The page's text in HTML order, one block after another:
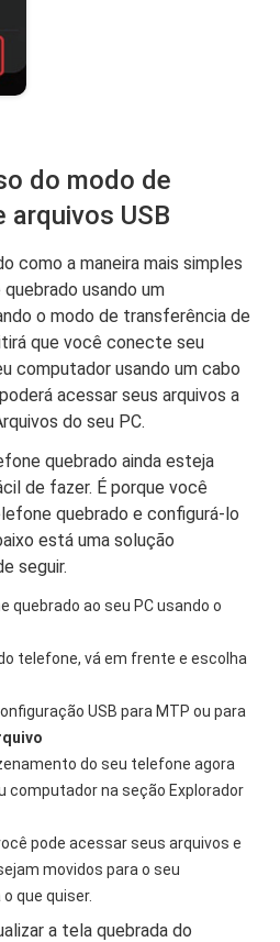
do modo de
USB
como a maneira mais simples
usando um
o modo de transferência de
que você conecte seu
computador usando um cabo
acessar seus arquivos a
do seu PC.
quebrado ainda esteja
de fazer. É porque você
quebrado e configurá-lo
está uma solução
seguir.
quebrado ao seu PC usando o
telefone, vá em frente e escolha
USB para MTP ou para
do seu telefone agora
computador na seção Explorador
pode acessar seus arquivos e
movidos para o seu
que quiser.
a tela quebrada do